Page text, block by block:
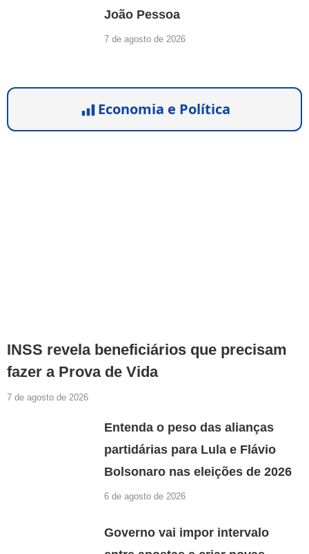
João Pessoa
7 de agosto de 2026
Economia e Política
INSS revela beneficiários que precisam
fazer a Prova de Vida
7 de agosto de 2026
Entenda o peso das alianças
partidárias para Lula e Flávio
Bolsonaro nas eleições de 2026
6 de agosto de 2026
Governo vai impor intervalo